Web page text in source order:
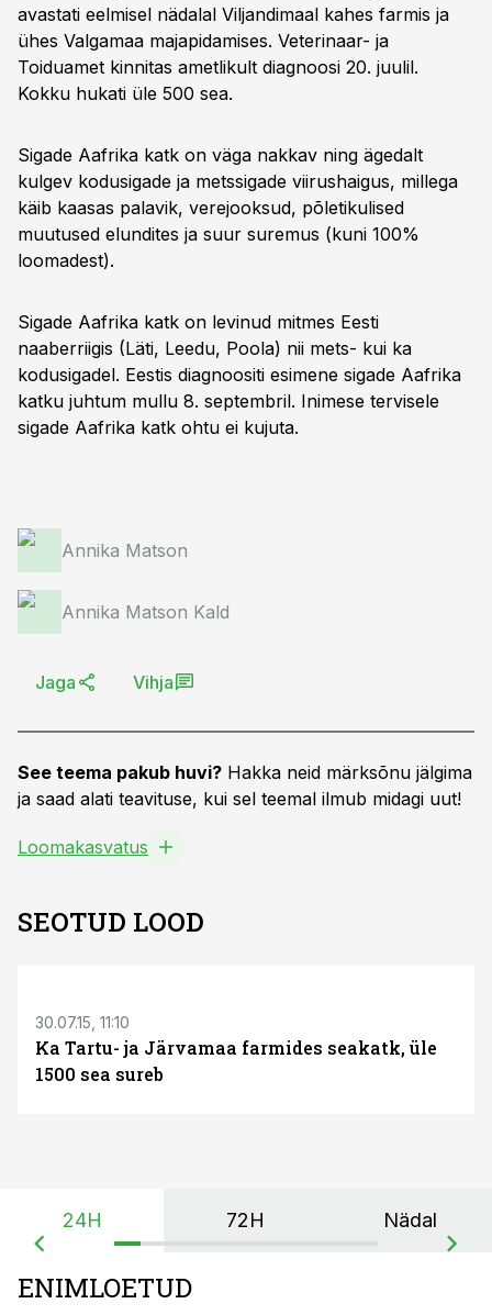
avastati eelmisel nädalal Viljandimaal kahes farmis ja
ühes Valgamaa majapidamises. Veterinaar- ja
Toiduamet kinnitas ametlikult diagnoosi 20. juulil.
Kokku hukati üle 500 sea.
Sigade Aafrika katk on väga nakkav ning ägedalt
kulgev kodusigade ja metssigade viirushaigus, millega
käib kaasas palavik, verejooksud, põletikulised
muutused elundites ja suur suremus (kuni 100%
loomadest).
Sigade Aafrika katk on levinud mitmes Eesti
naaberriigis (Läti, Leedu, Poola) nii mets- kui ka
kodusigadel. Eestis diagnoositi esimene sigade Aafrika
katku juhtum mullu 8. septembril. Inimese tervisele
sigade Aafrika katk ohtu ei kujuta.
Annika Matson
Annika Matson Kald
Jaga Vihja
See teema pakub huvi? Hakka neid märksõnu jälgima
ja saad alati teavituse, kui sel teemal ilmub midagi uut!
Loomakasvatus
SEOTUD LOOD
30.07.15, 11:10
Ka Tartu- ja Järvamaa farmides seakatk, üle
1500 sea sureb
24H 72H Nädal
ENIMLOETUD